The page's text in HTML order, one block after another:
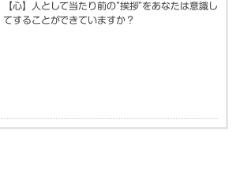
【心】人として当たり前の”挨拶”をあなたは意識し
てすることができていますか？